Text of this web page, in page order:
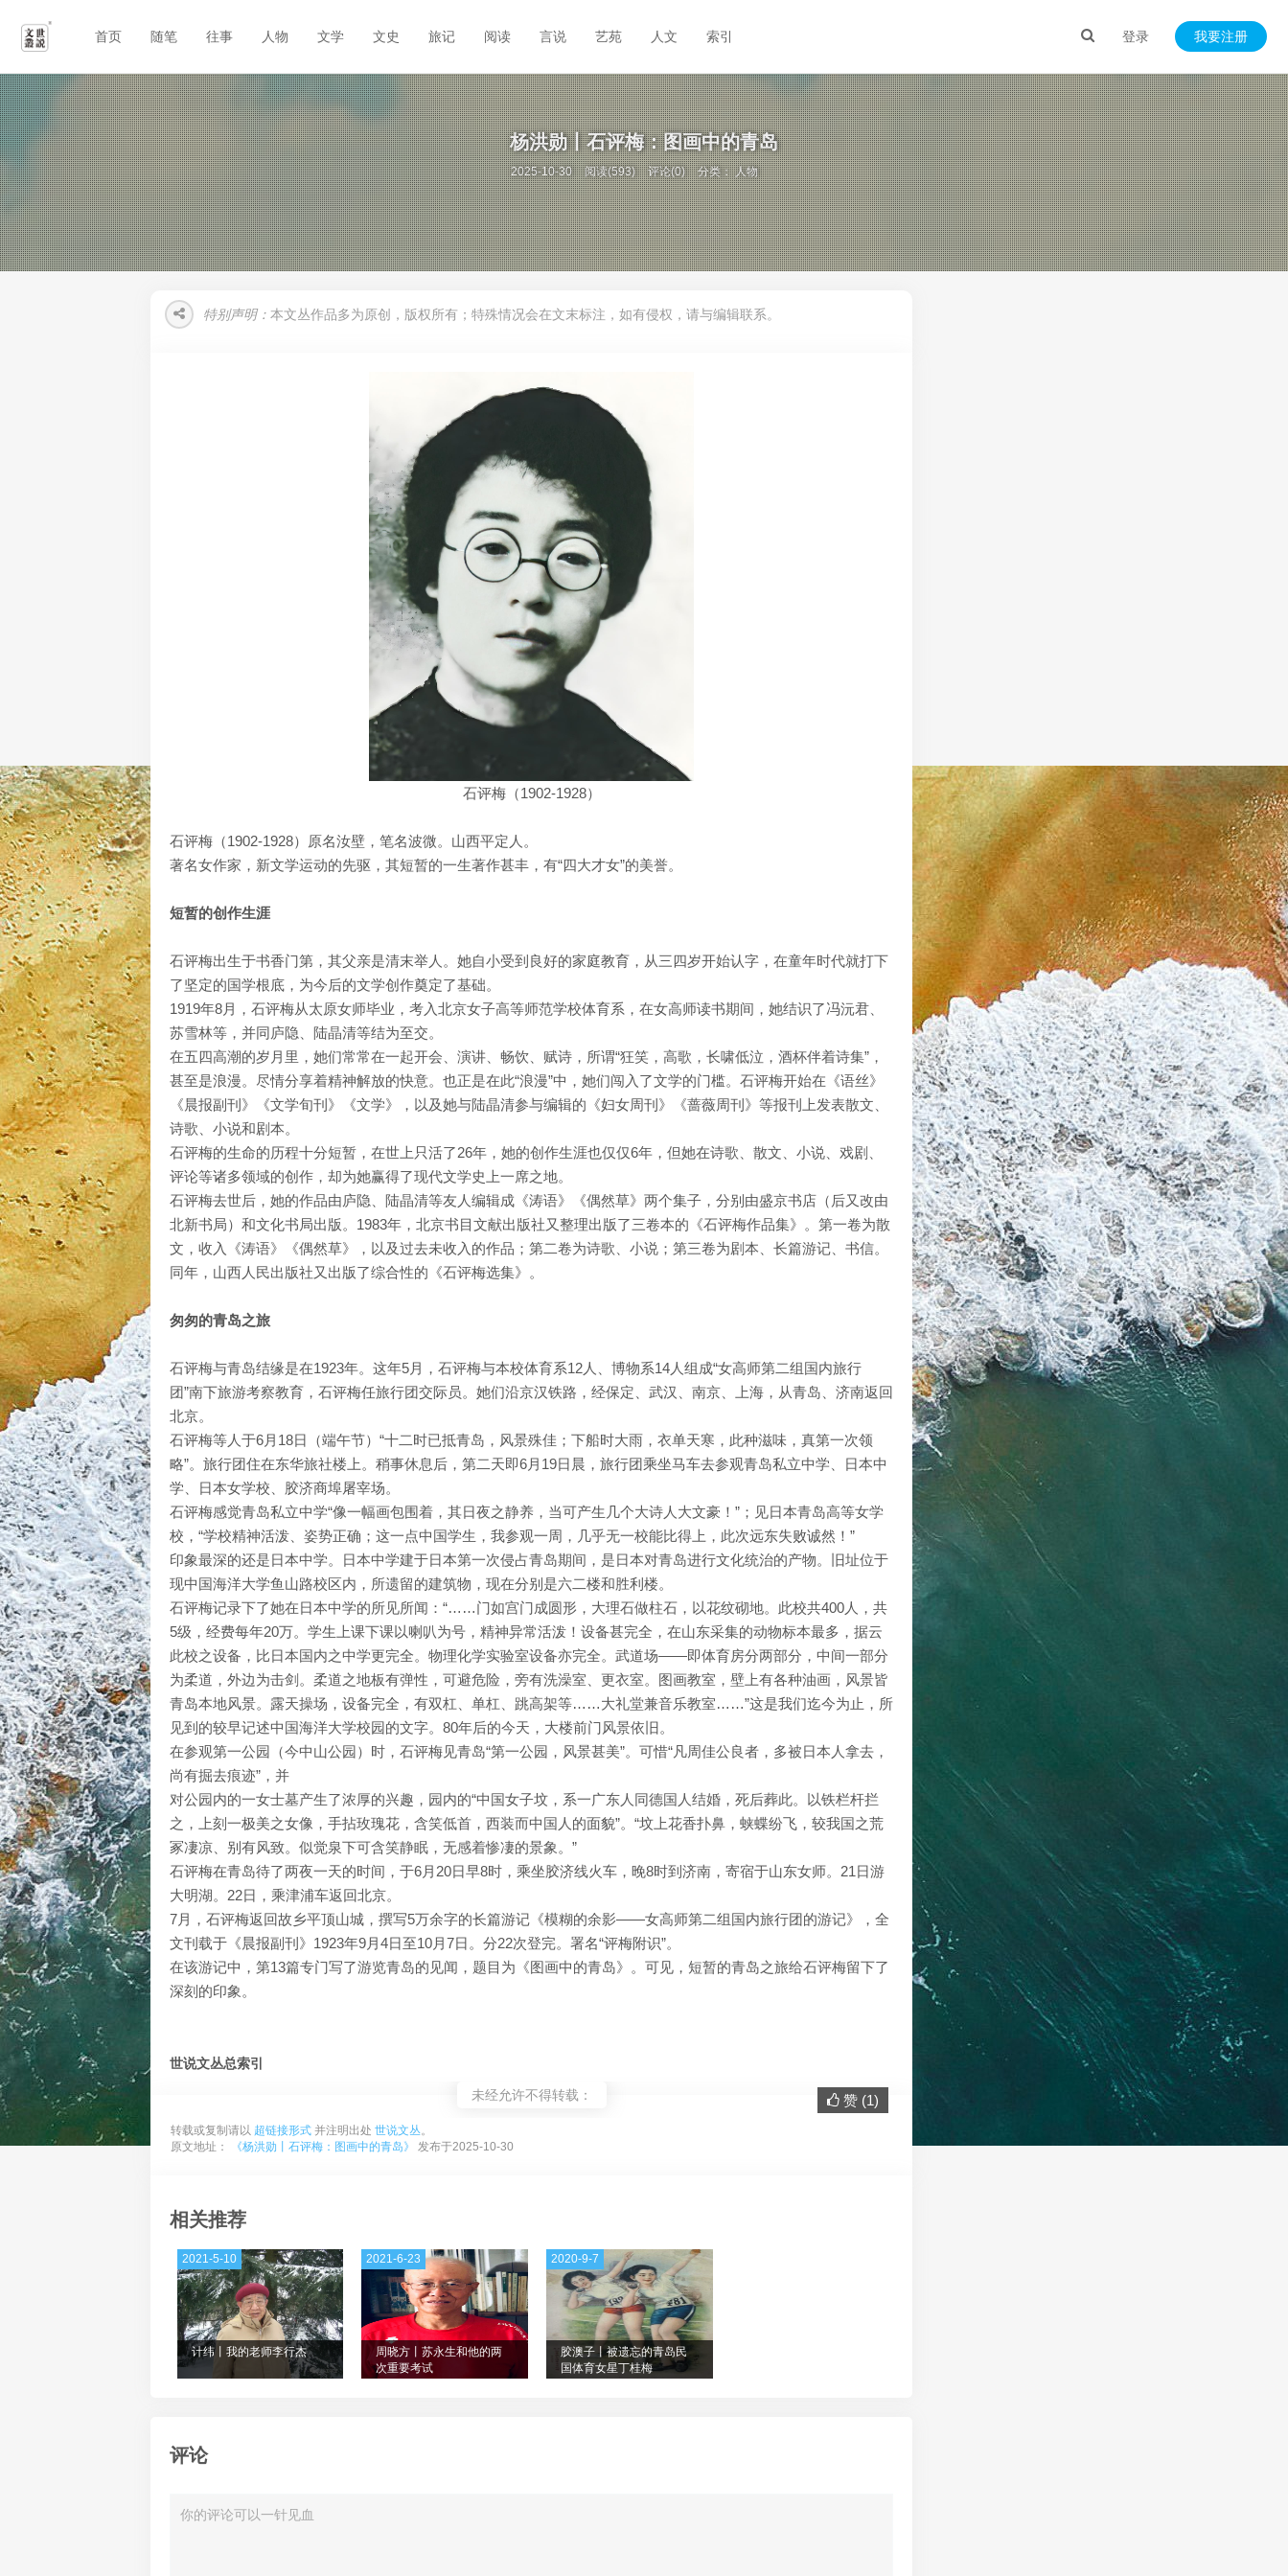
登录 我要注册
首页 随笔 往事 人物 文学 文史 旅记 阅读 言说 艺苑 人文 索引
杨洪勋丨石评梅：图画中的青岛
2025-10-30 阅读(593) 评论(0) 分类：人物
特别声明： 本文丛作品多为原创，版权所有；特殊情况会在文末标注，如有侵权，请与编辑联系。
石评梅（1902-1928）
石评梅（1902-1928）原名汝壁，笔名波微。山西平定人。
著名女作家，新文学运动的先驱，其短暂的一生著作甚丰，有“四大才女”的美誉。
短暂的创作生涯
石评梅出生于书香门第，其父亲是清末举人。她自小受到良好的家庭教育，从三四岁开始认字，在童年时代就打下
了坚定的国学根底，为今后的文学创作奠定了基础。
1919年8月，石评梅从太原女师毕业，考入北京女子高等师范学校体育系，在女高师读书期间，她结识了冯沅君、
苏雪林等，并同庐隐、陆晶清等结为至交。
在五四高潮的岁月里，她们常常在一起开会、演讲、畅饮、赋诗，所谓“狂笑，高歌，长啸低泣，酒杯伴着诗集”，
甚至是浪漫。尽情分享着精神解放的快意。也正是在此“浪漫”中，她们闯入了文学的门槛。石评梅开始在《语丝》
《晨报副刊》《文学旬刊》《文学》，以及她与陆晶清参与编辑的《妇女周刊》《蔷薇周刊》等报刊上发表散文、
诗歌、小说和剧本。
石评梅的生命的历程十分短暂，在世上只活了26年，她的创作生涯也仅仅6年，但她在诗歌、散文、小说、戏剧、
评论等诸多领域的创作，却为她赢得了现代文学史上一席之地。
石评梅去世后，她的作品由庐隐、陆晶清等友人编辑成《涛语》《偶然草》两个集子，分别由盛京书店（后又改由
北新书局）和文化书局出版。1983年，北京书目文献出版社又整理出版了三卷本的《石评梅作品集》。第一卷为散
文，收入《涛语》《偶然草》，以及过去未收入的作品；第二卷为诗歌、小说；第三卷为剧本、长篇游记、书信。
同年，山西人民出版社又出版了综合性的《石评梅选集》。
匆匆的青岛之旅
石评梅与青岛结缘是在1923年。这年5月，石评梅与本校体育系12人、博物系14人组成“女高师第二组国内旅行
团”南下旅游考察教育，石评梅任旅行团交际员。她们沿京汉铁路，经保定、武汉、南京、上海，从青岛、济南返回
北京。
石评梅等人于6月18日（端午节）“十二时已抵青岛，风景殊佳；下船时大雨，衣单天寒，此种滋味，真第一次领
略”。旅行团住在东华旅社楼上。稍事休息后，第二天即6月19日晨，旅行团乘坐马车去参观青岛私立中学、日本中
学、日本女学校、胶济商埠屠宰场。
石评梅感觉青岛私立中学“像一幅画包围着，其日夜之静养，当可产生几个大诗人大文豪！”；见日本青岛高等女学
校，“学校精神活泼、姿势正确；这一点中国学生，我参观一周，几乎无一校能比得上，此次远东失败诚然！”
印象最深的还是日本中学。日本中学建于日本第一次侵占青岛期间，是日本对青岛进行文化统治的产物。旧址位于
现中国海洋大学鱼山路校区内，所遗留的建筑物，现在分别是六二楼和胜利楼。
石评梅记录下了她在日本中学的所见所闻：“……门如宫门成圆形，大理石做柱石，以花纹砌地。此校共400人，共
5级，经费每年20万。学生上课下课以喇叭为号，精神异常活泼！设备甚完全，在山东采集的动物标本最多，据云
此校之设备，比日本国内之中学更完全。物理化学实验室设备亦完全。武道场——即体育房分两部分，中间一部分
为柔道，外边为击剑。柔道之地板有弹性，可避危险，旁有洗澡室、更衣室。图画教室，壁上有各种油画，风景皆
青岛本地风景。露天操场，设备完全，有双杠、单杠、跳高架等……大礼堂兼音乐教室……”这是我们迄今为止，所
见到的较早记述中国海洋大学校园的文字。80年后的今天，大楼前门风景依旧。
在参观第一公园（今中山公园）时，石评梅见青岛“第一公园，风景甚美”。可惜“凡周佳公良者，多被日本人拿去，
尚有掘去痕迹”，并
对公园内的一女士墓产生了浓厚的兴趣，园内的“中国女子坟，系一广东人同德国人结婚，死后葬此。以铁栏杆拦
之，上刻一极美之女像，手拈玫瑰花，含笑低首，西装而中国人的面貌”。“坟上花香扑鼻，蛱蝶纷飞，较我国之荒
冢凄凉、别有风致。似觉泉下可含笑静眠，无感着惨凄的景象。”
石评梅在青岛待了两夜一天的时间，于6月20日早8时，乘坐胶济线火车，晚8时到济南，寄宿于山东女师。21日游
大明湖。22日，乘津浦车返回北京。
7月，石评梅返回故乡平顶山城，撰写5万余字的长篇游记《模糊的余影——女高师第二组国内旅行团的游记》，全
文刊载于《晨报副刊》1923年9月4日至10月7日。分22次登完。署名“评梅附识”。
在该游记中，第13篇专门写了游览青岛的见闻，题目为《图画中的青岛》。可见，短暂的青岛之旅给石评梅留下了
深刻的印象。
世说文丛总索引
赞 (1)
未经允许不得转载：
转载或复制请以 超链接形式 并注明出处 世说文丛。
原文地址：
《杨洪勋丨石评梅：图画中的青岛》 发布于2025-10-30
相关推荐
计纬丨我的老师李行杰
2021-5-10
周晓方丨苏永生和他的两
次重要考试
2021-6-23
胶澳子丨被遗忘的青岛民
国体育女星丁桂梅
2020-9-7
评论